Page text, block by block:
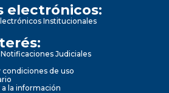
electrónicos:
Institucionales
Judiciales
condiciones de uso
a la información